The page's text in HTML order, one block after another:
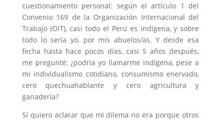
cuestionamiento personal: según el artículo 1 del
Convenio 169 de la Organización Internacional del
Trabajo (OIT), casi todo el Perú es indígena, y sobre
todo lo sería yo, por mis abuelos/as. Y desde esa
fecha hasta hace pocos días, casi 5 años después,
me pregunté: ¿podría yo llamarme indígena, pese a
mi individualismo cotidiano, consumismo enervado,
cero quechuahablante y cero agricultura y
ganadería?
Sí quiero aclarar que mi dilema no era porque otros